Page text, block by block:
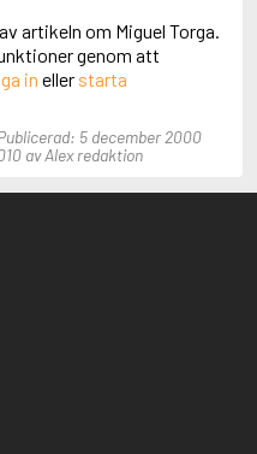
artikeln om Miguel Torga.
genom att
in eller starta
5 december 2000
av Alex redaktion